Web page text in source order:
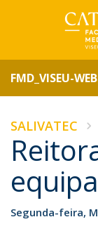
FMD_VISEU-
SALIVATEC
Segunda-feira,